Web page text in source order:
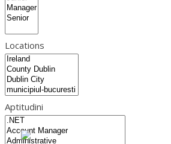
Locations
Aptitudini